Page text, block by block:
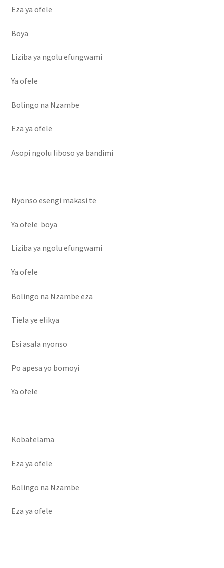
Eza ya ofele
Boya
Liziba ya ngolu efungwami
Ya ofele
Bolingo na Nzambe
Eza ya ofele
Asopi ngolu liboso ya bandimi
Nyonso esengi makasi te
Ya ofele boya
Liziba ya ngolu efungwami
Ya ofele
Bolingo na Nzambe eza
Tiela ye elikya
Esi asala nyonso
Po apesa yo bomoyi
Ya ofele
Kobatelama
Eza ya ofele
Bolingo na Nzambe
Eza ya ofele